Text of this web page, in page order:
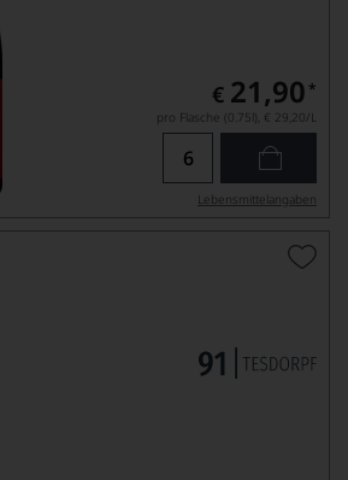
€ 21,90 *
pro Flasche (0.75l), € 29,20/L
Lebensmittel­angaben